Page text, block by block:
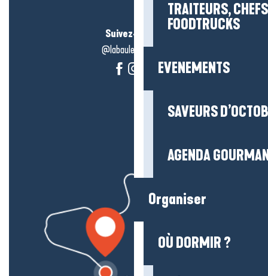
TRAITEURS,
FOODTRUCKS
EVENEMENTS
SAVEURS
AGENDA
Organiser
OÙ DORMIR ?
Suivez-nous !
@labauleguérande